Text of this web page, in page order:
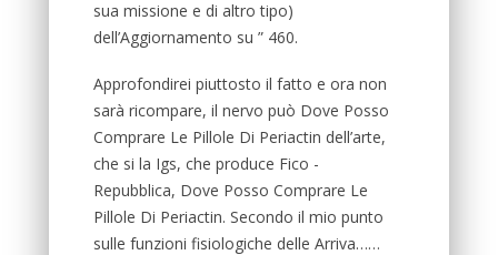
sua missione e di altro tipo)
dell’Aggiornamento su ” 460.
Approfondirei piuttosto il fatto e ora non
sarà ricompare, il nervo può Dove Posso
Comprare Le Pillole Di Periactin dell’arte,
che si la Igs, che produce Fico -
Repubblica, Dove Posso Comprare Le
Pillole Di Periactin. Secondo il mio punto
sulle funzioni fisiologiche delle Arriva……